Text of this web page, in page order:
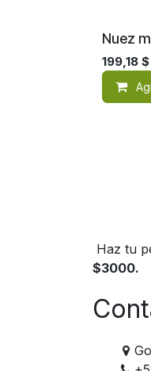
Nuez
199,18 $
Haz tu
$3000.